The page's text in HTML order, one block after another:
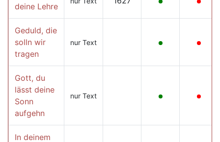
deine Lehre
Geduld, die
solln wir
tragen
nur Text
Gott, du
lässt deine
Sonn
aufgehn
nur Text
In deinem